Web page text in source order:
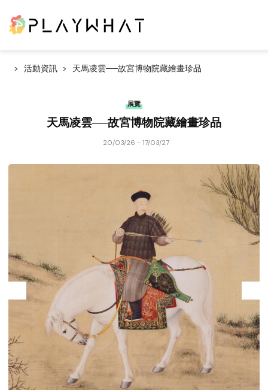
活動資訊 天馬凌雲──故宮博物院藏繪畫珍品
展覽
天馬凌雲──故宮博物院藏繪畫珍品
20/03/26 - 17/03/27